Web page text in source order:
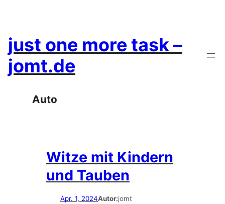
just one more task –
jomt.de
Auto
Witze mit Kindern
und Tauben
Apr. 1, 2024Autor:jomt